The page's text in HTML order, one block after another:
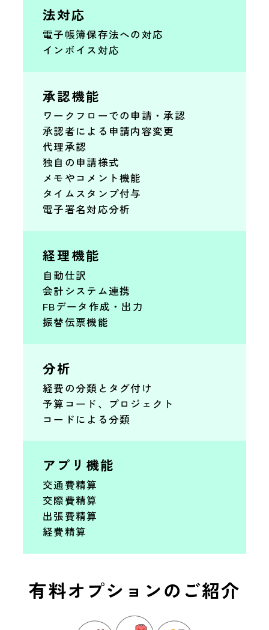
法対応
電子帳簿保存法への対応
インボイス対応
承認機能
ワークフローでの申請・承認
承認者による申請内容変更
代理承認
独自の申請様式
メモやコメント機能
タイムスタンプ付与
電子署名対応分析
経理機能
自動仕訳
会計システム連携
FBデータ作成・出力
振替伝票機能
分析
経費の分類とタグ付け
予算コード、プロジェクト
コードによる分類
アプリ機能
交通費精算
交際費精算
出張費精算
経費精算
有料オプションのご紹介